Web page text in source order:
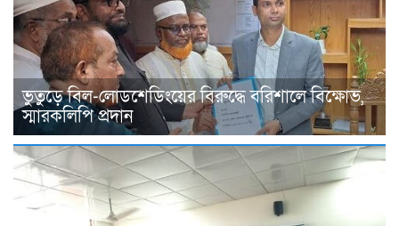
ভুতুড়ে বিল-লোডশেডিংয়ের বিরুদ্ধে বরিশালে বিক্ষোভ,
স্মারকলিপি প্রদান